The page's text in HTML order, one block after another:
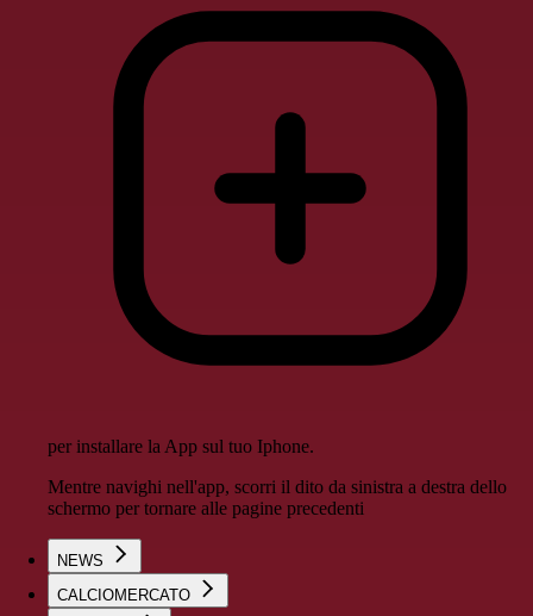
per installare la App sul tuo Iphone.
Mentre navighi nell'app, scorri il dito da sinistra a destra dello
schermo per tornare alle pagine precedenti
NEWS
CALCIOMERCATO